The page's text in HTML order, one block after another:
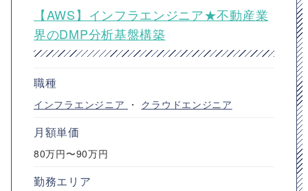
【AWS】インフラエンジニア★不動産業
界のDMP分析基盤構築
職種
インフラエンジニア ・ クラウドエンジニア
月額単価
80万円〜90万円
勤務エリア